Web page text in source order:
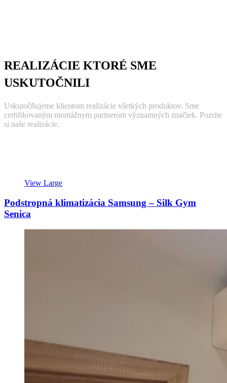
REALIZÁCIE KTORÉ SME
USKUTOČNILI
Uskutočňujeme klientom realizácie všetkých produktov. Sme
certifikovaným montážnym partnerom významných značiek. Pozrite
si naše realizácie.
View Large
Podstropná klimatizácia Samsung – Silk Gym
Senica